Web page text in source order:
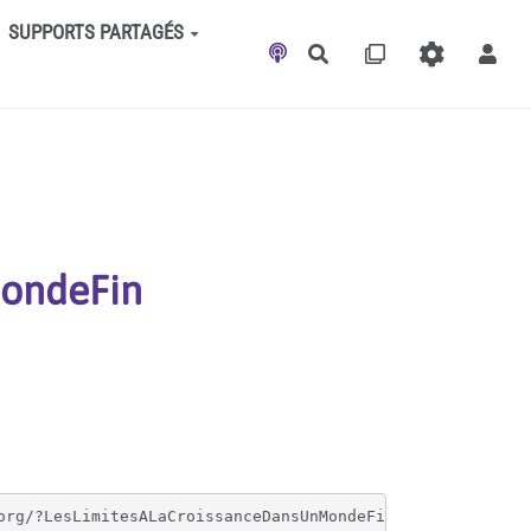
SUPPORTS PARTAGÉS
Rechercher